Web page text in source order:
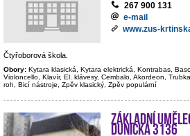
267 900 131
e-mail
www.zus-
Čtyřoborová škola.
Obory: Kytara klasická, Kytara elektrická, Kontrabas,
Violoncello, Klavír, El. klávesy, Cembalo, Akordeon,
roh, Bicí nástroje, Zpěv klasický, Zpěv populární
Základní
Dunická 3136